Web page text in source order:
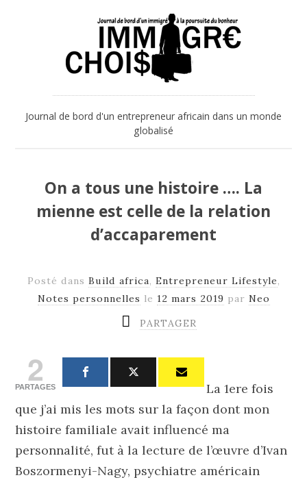
Journal de bord d'un entrepreneur africain dans un monde
globalisé
On a tous une histoire …. La
mienne est celle de la relation
d’accaparement
Posté dans Build africa, Entrepreneur Lifestyle,
Notes personnelles le 12 mars 2019 par Neo
PARTAGER
2
PARTAGES
La 1ere fois
que j’ai mis les mots sur la façon dont mon
histoire familiale avait influencé ma
personnalité, fut à la lecture de l’œuvre d’Ivan
Boszormenyi-Nagy, psychiatre américain